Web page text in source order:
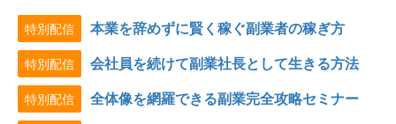
特別配信 本業を辞めずに賢く稼ぐ副業者の稼ぎ方
特別配信 会社員を続けて副業社長として生きる方法
特別配信 全体像を網羅できる副業完全攻略セミナー